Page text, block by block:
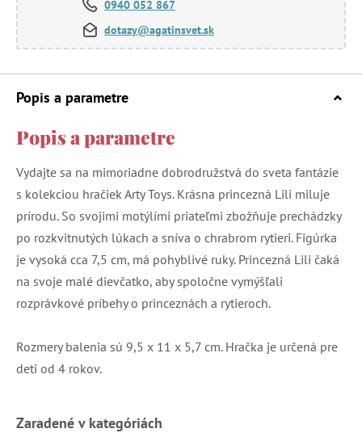
0940 052 867
dotazy@agatinsvet.sk
Popis a parametre
Popis a parametre
Vydajte sa na mimoriadne dobrodružstvá do sveta fantázie
s kolekciou hračiek Arty Toys. Krásna princezná Lili miluje
prírodu. So svojimi motýlími priateľmi zbožňuje prechádzky
po rozkvitnutých lúkach a sníva o chrabrom rytieri. Figúrka
je vysoká cca 7,5 cm, má pohyblivé ruky. Princezná Lili čaká
na svoje malé dievčatko, aby spoločne vymýšľali
rozprávkové príbehy o princeznách a rytieroch.
Rozmery balenia sú 9,5 x 11 x 5,7 cm. Hračka je určená pre
deti od 4 rokov.
Zaradené v kategóriách